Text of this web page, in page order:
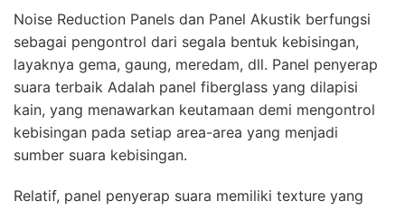
Noise Reduction Panels dan Panel Akustik berfungsi
sebagai pengontrol dari segala bentuk kebisingan,
layaknya gema, gaung, meredam, dll. Panel penyerap
suara terbaik Adalah panel fiberglass yang dilapisi
kain, yang menawarkan keutamaan demi mengontrol
kebisingan pada setiap area-area yang menjadi
sumber suara kebisingan.
Relatif, panel penyerap suara memiliki texture yang